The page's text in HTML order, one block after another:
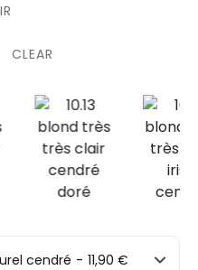
CLEAR
cendré - 11,90 €